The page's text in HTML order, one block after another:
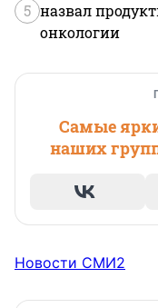
5 назвал
онкологии
Самые
наших
Новости СМИ2